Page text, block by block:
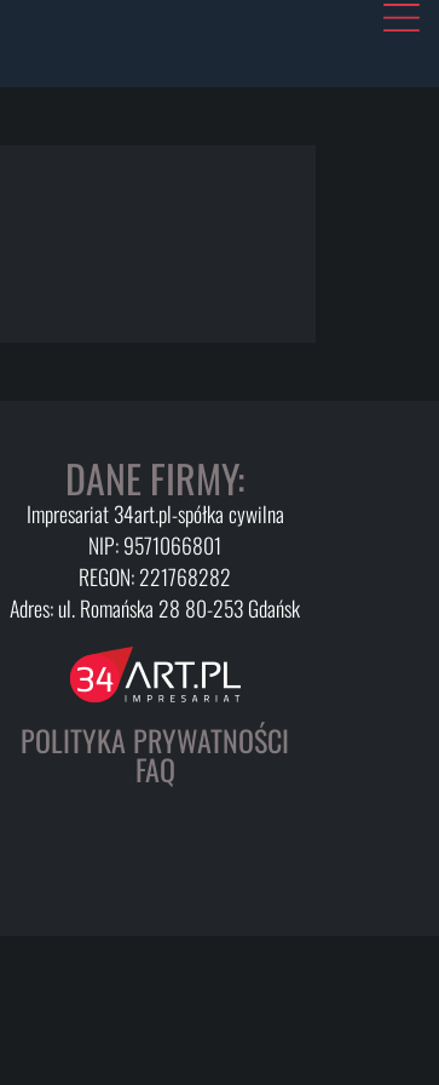
DANE FIRMY:
Impresariat 34art.pl-spółka cywilna
NIP: 9571066801
REGON: 221768282
Adres: ul. Romańska 28 80-253 Gdańsk
POLITYKA PRYWATNOŚCI
FAQ